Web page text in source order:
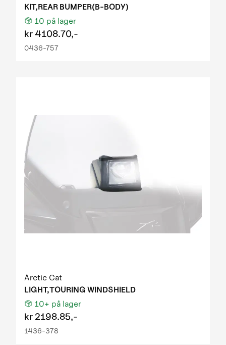
KIT,REAR BUMPER(B-BODY)
10 på lager
kr4108.70,-
0436-757
Arctic Cat
LIGHT,TOURING WINDSHIELD
10+ på lager
kr 2198.85,-
1436-378